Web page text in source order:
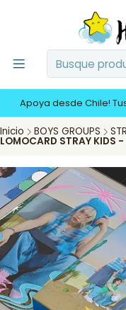
Apoya desde Chile!
Inicio BOYS GROUPS
LOMOCARD STRAY KIDS -